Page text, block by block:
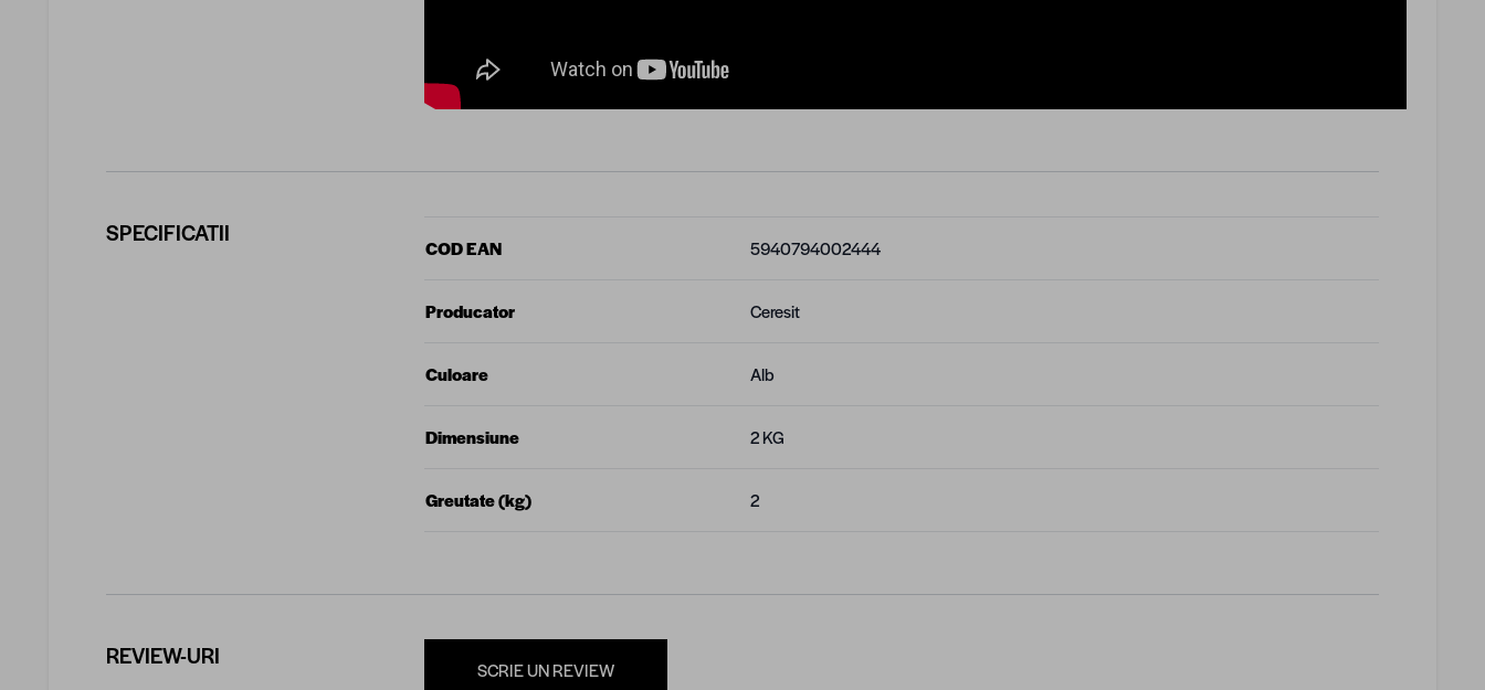
SPECIFICATII
COD EAN 5940794002444
Producator Ceresit
Culoare Alb
Dimensiune 2 KG
Greutate (kg) 2
REVIEW-URI SCRIE UN REVIEW